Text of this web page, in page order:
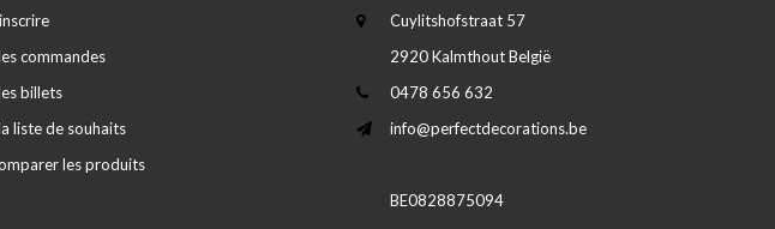
commandes
billets
liste de souhaits
les produits
Cuylitshofstraat 57
2920 Kalmthout België
0478 656 632
info@perfectdecorations.be
BE0828875094